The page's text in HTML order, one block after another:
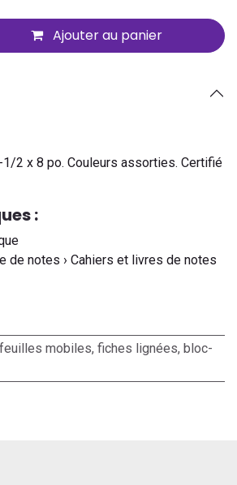
Ajouter au panier
2 x 8 po. Couleurs assorties. Certifié
:
de notes › Cahiers et livres de notes
mobiles, fiches lignées, bloc-